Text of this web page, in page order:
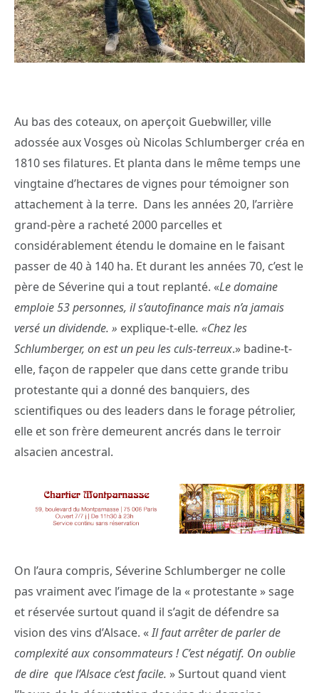
Au bas des coteaux, on aperçoit Guebwiller, ville
adossée aux Vosges où Nicolas Schlumberger créa en
1810 ses filatures. Et planta dans le même temps une
vingtaine d’hectares de vignes pour témoigner son
attachement à la terre. Dans les années 20, l’arrière
grand-père a racheté 2000 parcelles et
considérablement étendu le domaine en le faisant
passer de 40 à 140 ha. Et durant les années 70, c’est le
père de Séverine qui a tout replanté. «Le domaine
emploie 53 personnes, il s’autofinance mais n’a jamais
versé un dividende. » explique-t-elle. «Chez les
Schlumberger, on est un peu les culs-terreux.» badine-t-
elle, façon de rappeler que dans cette grande tribu
protestante qui a donné des banquiers, des
scientifiques ou des leaders dans le forage pétrolier,
elle et son frère demeurent ancrés dans le terroir
alsacien ancestral.
On l’aura compris, Séverine Schlumberger ne colle
pas vraiment avec l’image de la « protestante » sage
et réservée surtout quand il s’agit de défendre sa
vision des vins d’Alsace. «Il faut arrêter de parler de
complexité aux consommateurs ! C’est négatif. On oublie
de dire que l’Alsace c’est facile. » Surtout quand vient